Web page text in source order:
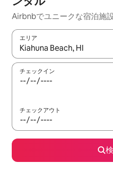
Airbnbでユニークな宿泊施
エリア
検索結果が表示されたら、上
チェックイン
チェックアウト